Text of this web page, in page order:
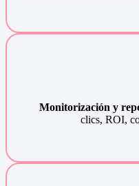
Monitorización y
clics, ROI,